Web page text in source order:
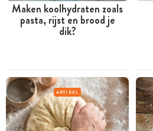
Maken koolhydraten zoals
pasta, rijst en brood je
dik?
ARTIKEL